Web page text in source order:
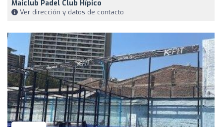
Maiclub Padel Club Hípico
Ver dirección y datos de contacto